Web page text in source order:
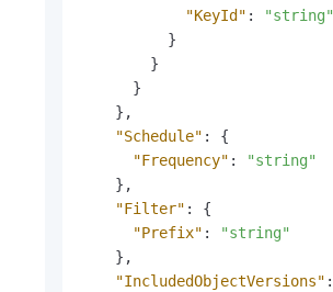
"KeyId" :
"string"
}
}
}
} ,
"Schedule" :
{
"Frequency" :
"string"
} ,
"Filter" :
{
"Prefix" :
"string"
} ,
"IncludedObjectVersions" :